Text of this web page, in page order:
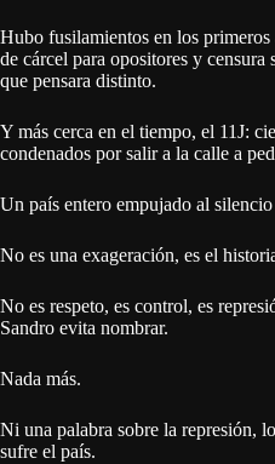
Hubo fusilamientos en los primeros
de cárcel para opositores y censura
que pensara distinto.
Y más cerca en el tiempo, el 11J:
condenados por salir a la calle a
Un país entero empujado al
No es una exageración, es el
No es respeto, es control, es
Sandro evita nombrar.
Nada más.
Ni una palabra sobre la represión,
sufre el país.